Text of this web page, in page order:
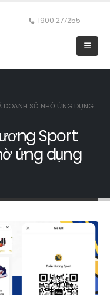
1900 277255
DOANH SỐ NHỜ ỨNG DỤNG
Sport:
ứng dụng